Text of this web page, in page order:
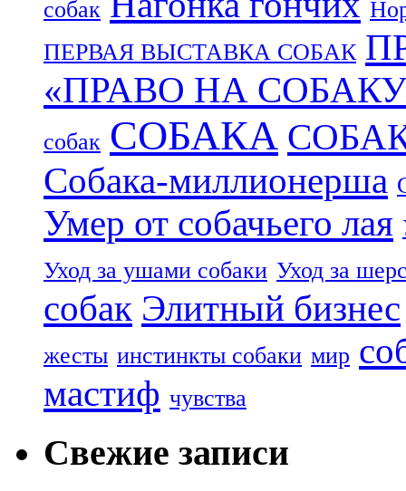
собак
ПЕРВАЯ ВЫСТАВКА СОБАК
«ПРАВО НА
собак СОБАКА
Собака-миллионерша
Умер от собачьего лая
Уход за ушами собаки Уход за
собак Элитный бизнес
жесты инстинкты собаки мир
мастиф чувства
Свежие записи